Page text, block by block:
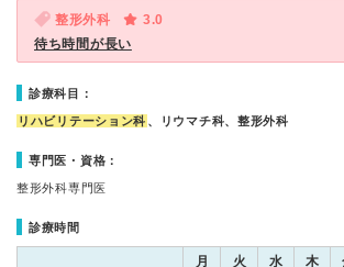
整形外科
3.0
待ち時間が長い
診療科目：
リハビリテーション科 、リウマチ科、整形外科
専門医・資格：
整形外科専門医
診療時間
月 火 水 木